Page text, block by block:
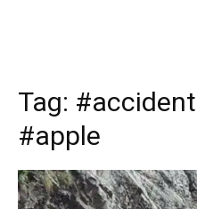
Tag:
#apple